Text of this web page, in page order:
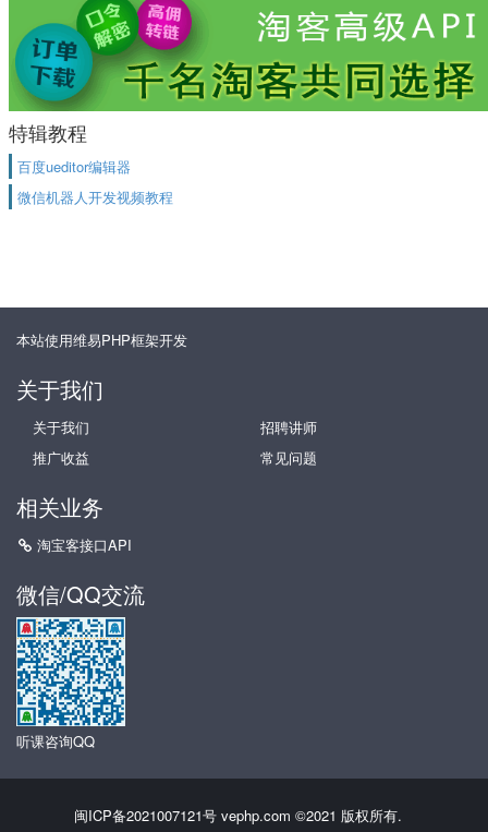
特辑教程
百度ueditor编辑器
微信机器人开发视频教程
本站使用维易PHP框架开发
关于我们
关于我们
招聘讲师
推广收益
常见问题
相关业务
淘宝客接口API
微信/QQ交流
听课咨询QQ
闽ICP备2021007121号vephp.com ©2021 版权所有.